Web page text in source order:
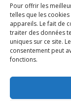
Pour offrir les
telles que les
appareils. Le fait de
traiter des données
uniques sur ce site.
consentement peut
fonctions.
06 Juil 2026
Étude
01 Juil 2026
Pénurie du
Wallonie ?